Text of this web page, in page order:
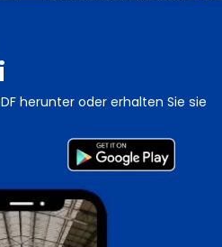
herunter oder erhalten Sie sie